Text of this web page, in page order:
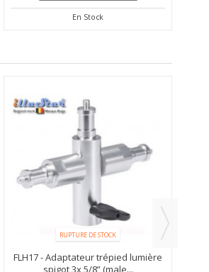
En Stock
RUPTURE DE STOCK
FLH17 - Adaptateur trépied lumière
spigot 3x 5/8” (male...